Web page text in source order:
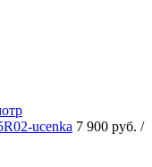
ucenka 7 900 руб. /